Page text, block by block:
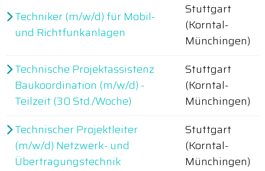
Techniker (m/w/d) für Mobil-
und Richtfunkanlagen
Stuttgart
(Korntal-
Münchingen)
Technische Projektassistenz
Baukoordination (m/w/d) -
Teilzeit (30 Std./Woche)
Stuttgart
(Korntal-
Münchingen)
Technischer Projektleiter
(m/w/d) Netzwerk- und
Übertragungstechnik
Stuttgart
(Korntal-
Münchingen)